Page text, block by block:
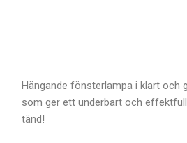
Hängande fönsterlampa i klart och
som ger ett underbart och
tänd!